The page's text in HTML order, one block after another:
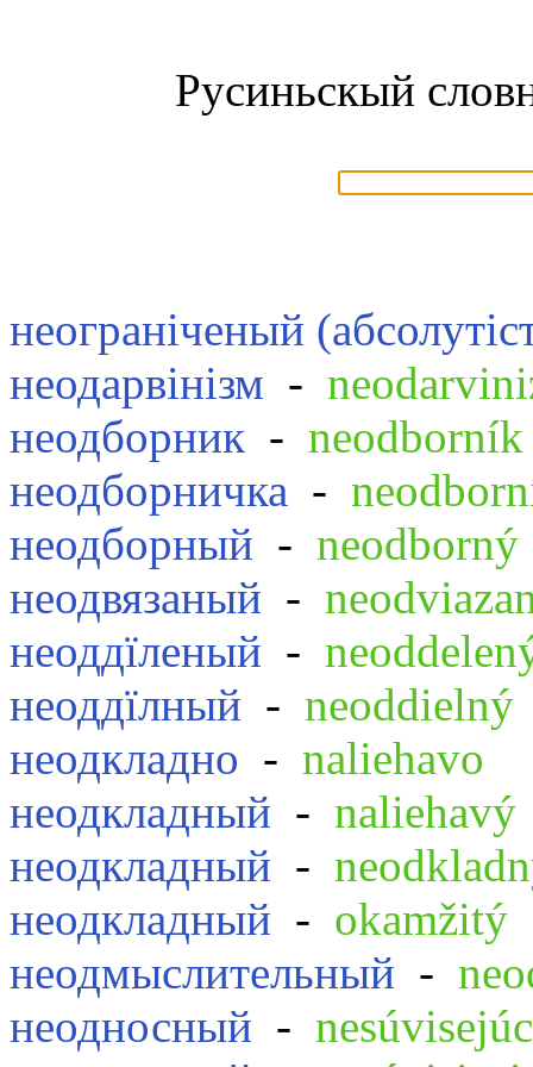
Русиньскый
неограніченый
неодарвінізм -
неодборник - neodborník
неодборничка -
неодборный - neodborný
неодвязаный -
неоддїленый -
неоддїлный - neoddielný
неодкладно - naliehavo
неодкладный - naliehavý
неодкладный -
неодкладный - okamžitý
неодмыслительный -
неодносный -